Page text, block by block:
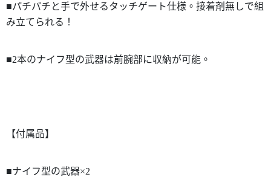
■パチパチと手で外せるタッチゲート仕様。接着剤無しで組
み立てられる！
■2本のナイフ型の武器は前腕部に収納が可能。
【付属品】
■ナイフ型の武器×2